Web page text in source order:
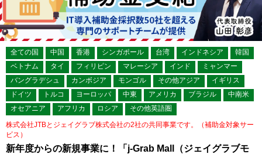
全ての国 中国 香港 シンガポール 台湾 インドネシア
韓国
ベトナム
タイ フィリピン マレーシア インド
ミャンマー
バングラデシュ
カンボジア モンゴル その他アジア
イギリス
ドイツ
トルコ ヨーロッパ 中東 アメリカ ブラジル
中南米
オセアニア
アフリカ ロシア
その他英語圏
株式会社JTBとジェイグラブ株式会社の2社の共同事業です。（補助金対象サー
ビス）
新年度からの新規事業に！「j-Grab Mall（ジェイグラブモ